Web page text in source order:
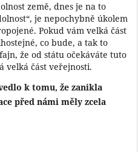
země, dnes je na to
je nepochybně úkolem
Pokud vám velká část
co bude, a tak to
že od státu očekáváte tuto
velká část veřejnosti.
k tomu, že zanikla
před námi měly zcela